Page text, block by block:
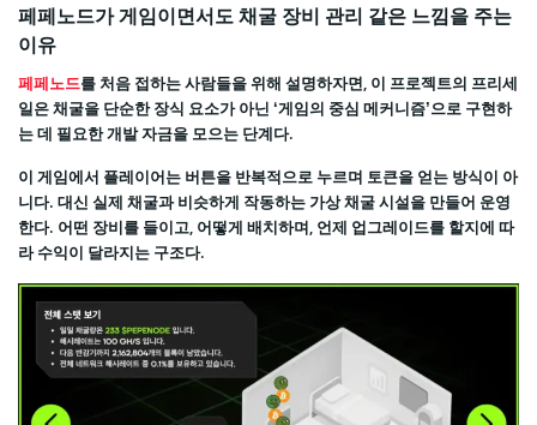
페페노드가 게임이면서도 채굴 장비 관리 같은 느낌을 주는
이유
페페노드를 처음 접하는 사람들을 위해 설명하자면, 이 프로젝트의 프리세
일은 채굴을 단순한 장식 요소가 아닌 ‘게임의 중심 메커니즘’으로 구현하
는 데 필요한 개발 자금을 모으는 단계다.
이 게임에서 플레이어는 버튼을 반복적으로 누르며 토큰을 얻는 방식이 아
니다. 대신 실제 채굴과 비슷하게 작동하는 가상 채굴 시설을 만들어 운영
한다. 어떤 장비를 들이고, 어떻게 배치하며, 언제 업그레이드를 할지에 따
라 수익이 달라지는 구조다.